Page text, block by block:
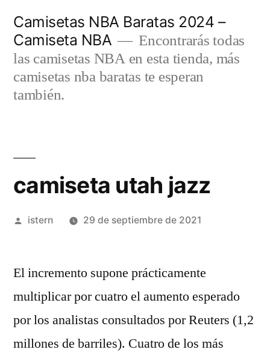
contenido
Camisetas NBA Baratas 2024 –
Camiseta NBA
Encontrarás todas
las camisetas NBA en esta tienda, más
camisetas nba baratas te esperan
también.
camiseta utah jazz
Publicado
istern 29 de septiembre de 2021
El incremento supone prácticamente
multiplicar por cuatro el aumento esperado
por los analistas consultados por Reuters (1,2
millones de barriles). Cuatro de los más